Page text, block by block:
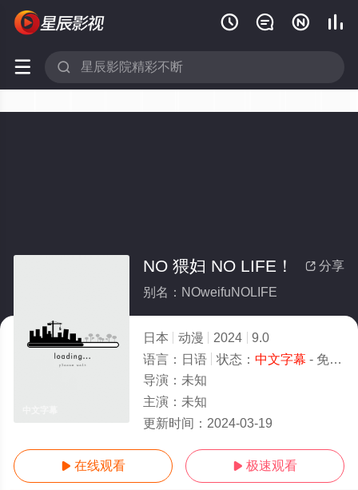
   
 
 分享
NO 猥妇 NO LIFE！
别名：NOweifuNOLIFE
日本 动漫 2024
9.0
语言： 日语 状态： 中文字幕 - 免费在线观看
导演： 未知
主演： 未知
更新时间： 2024-03-19
 在线观看  极速观看